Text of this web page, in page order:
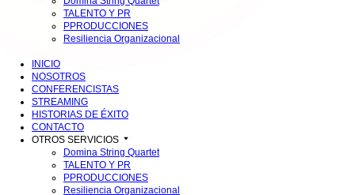
TALENTO Y PR
PPRODUCCIONES
Resiliencia Organizacional
INICIO
NOSOTROS
CONFERENCISTAS
STREAMING
HISTORIAS DE ÉXITO
CONTACTO
OTROS SERVICIOS
Domina String Quartet
TALENTO Y PR
PPRODUCCIONES
Resiliencia Organizacional